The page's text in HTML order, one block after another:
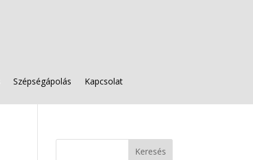
Szépségápolás Kapcsolat